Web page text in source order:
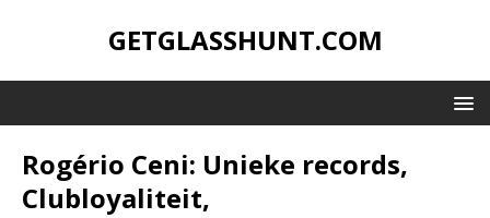
GETGLASSHUNT.COM
Rogério Ceni: Unieke records,
Clubloyaliteit,